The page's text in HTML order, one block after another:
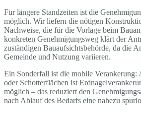
Für längere Standzeiten ist die
möglich. Wir liefern die nötigen
Nachweise, die für die Vorlage beim
konkreten Genehmigungsweg klärt der
zuständigen Bauaufsichtsbehörde, da die
Gemeinde und Nutzung variieren.
Ein Sonderfall ist die mobile Verankerung:
oder Schotterflächen ist
möglich – das reduziert den
nach Ablauf des Bedarfs eine nahezu